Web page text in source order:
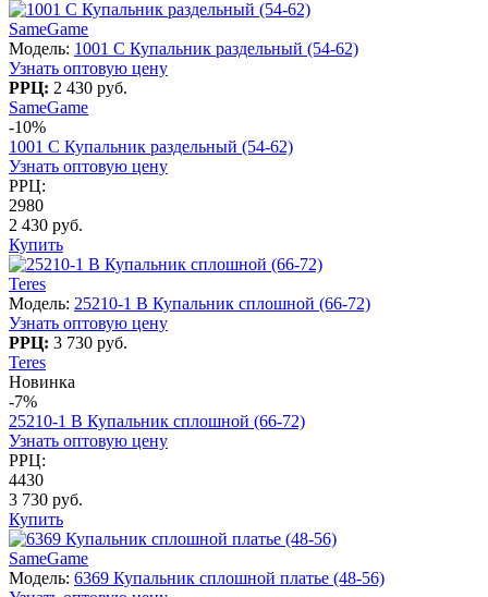
SameGame
Модель: 1001 C Купальник раздельный (54-62)
Узнать оптовую цену
РРЦ: 2 430 руб.
SameGame
-10%
1001 C Купальник раздельный (54-62)
Узнать оптовую цену
РРЦ:
2980
2 430 руб.
Купить
Teres
Модель: 25210-1 B Купальник сплошной (66-72)
Узнать оптовую цену
РРЦ: 3 730 руб.
Teres
Новинка
-7%
25210-1 B Купальник сплошной (66-72)
Узнать оптовую цену
РРЦ:
4430
3 730 руб.
Купить
SameGame
Модель: 6369 Купальник сплошной платье (48-56)